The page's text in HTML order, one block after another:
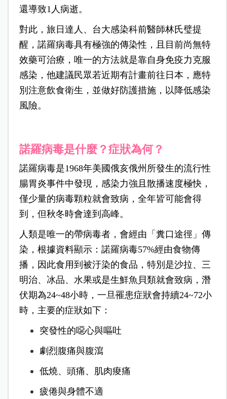
還導致1人病逝。
對此，旅日達人、台大感染科前醫師林氏璧提
醒，諾羅病毒具有極強的傳染性，且目前尚無特
效藥可治療，唯一的方法就是靠自身免疫力克服
感染，他建議民眾若近期有計畫前往日本，應特
別注意飲食衛生，並做好防護措施，以降低感染
風險。
諾羅病毒是什麼？症狀為何？
諾羅病毒是1968年美國俄亥俄州所發生的流行性
腸胃炎事件中發現，感染力強且散播速度極快，
僅少量的病毒顆粒就會致病，全年皆可能會得
到，但秋冬時會達到高峰。
人類是唯一的帶病毒者，會經由「糞口途徑」傳
染，根據資料顯示：諾羅病毒57%經由食物傳
播，因此食用到被汙染的食品，特別是沙拉、三
明治、冰品、水果或是生鮮魚貝類就會致病，潛
伏期為24~48小時，一旦罹患症狀會持續24~72小
時，主要的症狀如下：
突發性的噁心與嘔吐
劇烈腹痛與腹瀉
低燒、頭痛、肌肉痠痛
疲倦與身體不適